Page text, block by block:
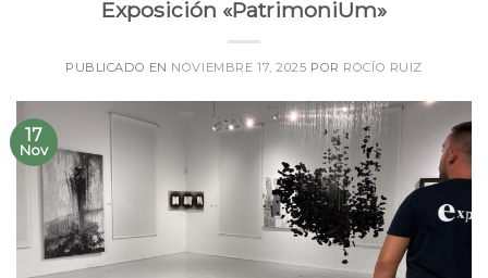
Exposición «PatrimoniUm»
PUBLICADO EN NOVIEMBRE 17, 2025 POR ROCÍO RUIZ
17
Nov